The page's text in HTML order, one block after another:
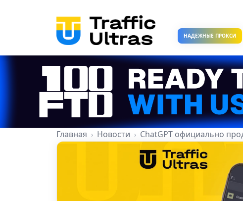
НАДЕЖНЫЕ ПРОКСИ
Главная Новости ChatGPT официально